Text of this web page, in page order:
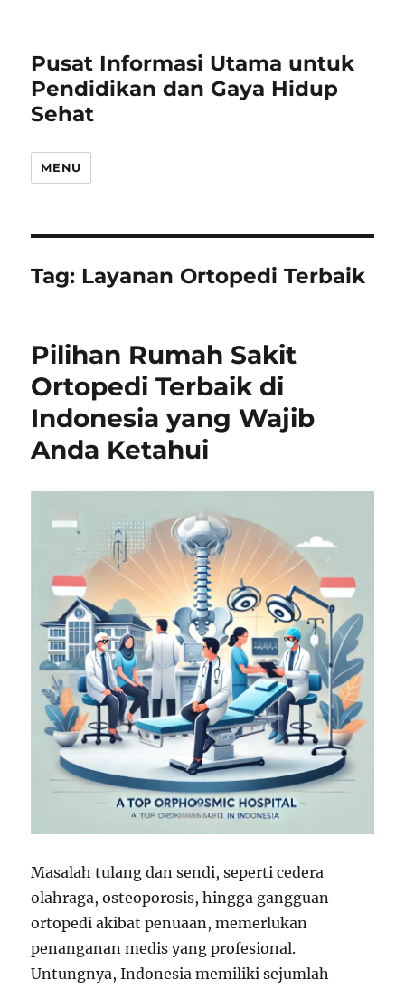
Pusat Informasi Utama untuk
Pendidikan dan Gaya Hidup
Sehat
MENU
Tag: Layanan Ortopedi Terbaik
Pilihan Rumah Sakit
Ortopedi Terbaik di
Indonesia yang Wajib
Anda Ketahui
Masalah tulang dan sendi, seperti cedera
olahraga, osteoporosis, hingga gangguan
ortopedi akibat penuaan, memerlukan
penanganan medis yang profesional.
Untungnya, Indonesia memiliki sejumlah